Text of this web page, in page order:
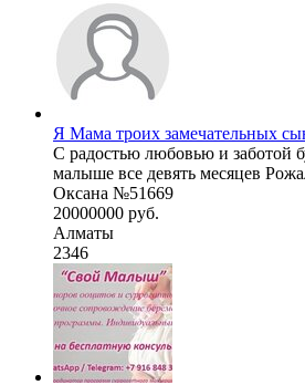
Я Мама троих замечательных
С радостью любовью и заботой
малыше все девять месяцев
Оксана №51669
20000000 руб.
Алматы
2346